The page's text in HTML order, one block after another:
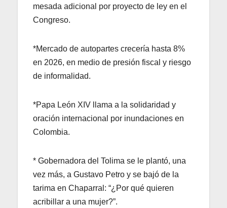
mesada adicional por proyecto de ley en el
Congreso.
*Mercado de autopartes crecería hasta 8%
en 2026, en medio de presión fiscal y riesgo
de informalidad.
*Papa León XIV llama a la solidaridad y
oración internacional por inundaciones en
Colombia.
* Gobernadora del Tolima se le plantó, una
vez más, a Gustavo Petro y se bajó de la
tarima en Chaparral: “¿Por qué quieren
acribillar a una mujer?”.